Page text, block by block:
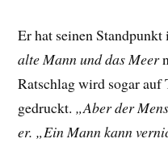
Er hat seinen
alte Mann und das Meer
Ratschlag wird sogar auf
gedruckt. „Aber der
er. „Ein Mann kann